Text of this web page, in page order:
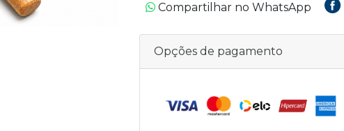
Compartilhar no WhatsApp
Opções de pagamento